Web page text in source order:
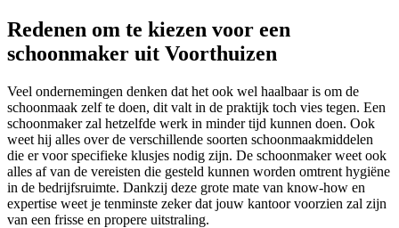
Redenen om te kiezen voor een
schoonmaker uit Voorthuizen
Veel ondernemingen denken dat het ook wel haalbaar is om de
schoonmaak zelf te doen, dit valt in de praktijk toch vies tegen. Een
schoonmaker zal hetzelfde werk in minder tijd kunnen doen. Ook
weet hij alles over de verschillende soorten schoonmaakmiddelen
die er voor specifieke klusjes nodig zijn. De schoonmaker weet ook
alles af van de vereisten die gesteld kunnen worden omtrent hygiëne
in de bedrijfsruimte. Dankzij deze grote mate van know-how en
expertise weet je tenminste zeker dat jouw kantoor voorzien zal zijn
van een frisse en propere uitstraling.